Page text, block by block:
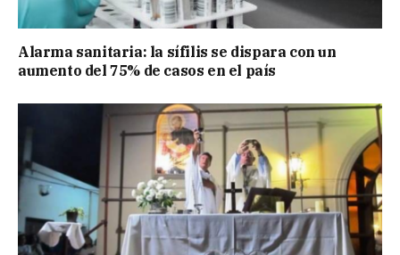
Alarma sanitaria: la sífilis se dispara con un
aumento del 75% de casos en el país